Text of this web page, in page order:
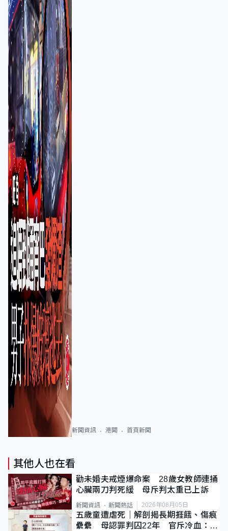
新聞資訊 港聞 首頁新聞
其他人也在看
勸未婚夫戒煙爆命案 28歲女教師連捅
心臟兩刀判死緩 母斥判太重已上訴
新聞資訊 新聞熱話 2026年08月05日
五歲童遭虐死｜解剖揭長期捱餓、傷痕
纍纍 母認罪判囚22年 官斥冷血：同